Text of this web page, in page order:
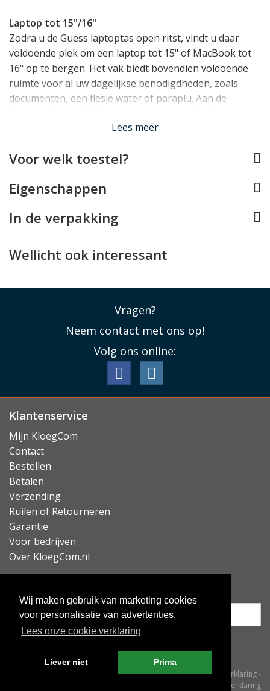
Wij maken gebruik van marketing cookies
voor personalisatie van advertenties.
Lees onze cookie verklaring
Liever niet Prima
Laptop tot 15"/16"
Zodra u de Guess laptoptas open ritst, vindt u daar
voldoende plek om een laptop tot 15" of MacBook tot
16" op te bergen. Het vak biedt bovendien voldoende
ruimte voor al uw dagelijkse benodigdheden, zoals
documenten, een flesje water of paraplu. Aan de
ook achterop vindt u een groo tvak. Hier vindt u ook
van een reistrolley kunt schuiven. Ideaal voor een korte
De Guess laptoptas kan aan de handvatten gedragen
verstelbare schouderband geleverd.
Lees meer
Voor welk toestel?
Eigenschappen
In de verpakking
Wellicht ook interessant
Vragen?
Neem contact met ons op!
Volg ons online:
Klantenservice
Mijn KloegCom
Contact
Bestellen
Betalen
Verzending
Ruilen of Retourneren
Garantie
Voor bedrijven
Over KloegCom.nl
Algemene voorwaarden-Cookieverklaring-
Privacyverklaring